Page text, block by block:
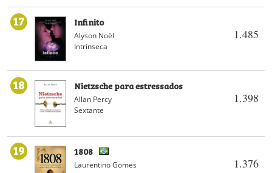
17
1.485
Infinito
Alyson Noël
Intrínseca
18
1.398
Nietzsche para estressados
Allan Percy
Sextante
19
1.376
1808
Laurentino Gomes